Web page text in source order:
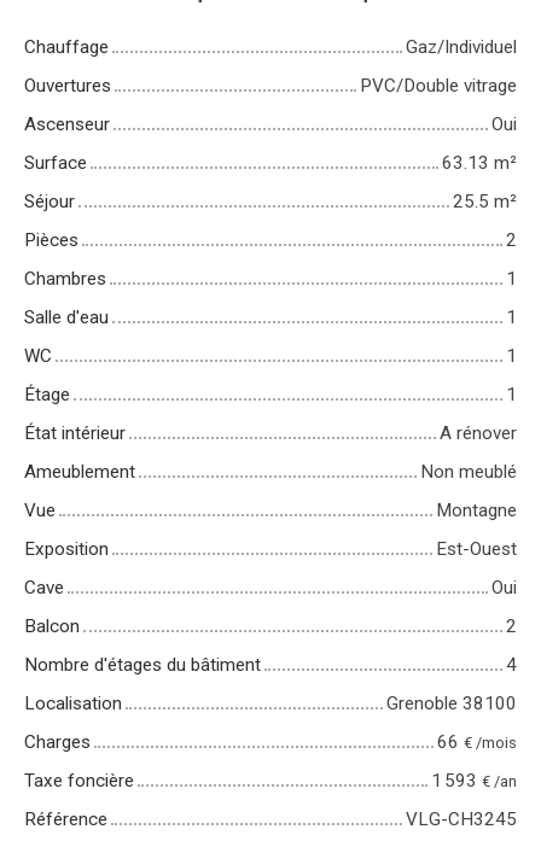
Chauffage
Gaz/Individuel
Ouvertures
PVC/Double vitrage
Ascenseur
Oui
Surface
63.13 m²
Séjour
25.5 m²
Pièces
2
Chambres
1
Salle d'eau
1
WC
1
Étage
1
État intérieur
A rénover
Ameublement
Non meublé
Vue
Montagne
Exposition
Est-Ouest
Cave
Oui
Balcon
2
Nombre d'étages du bâtiment
4
Localisation
Grenoble 38100
Charges
66 € /mois
Taxe foncière 1 593 € /an
Référence VLG-CH3245